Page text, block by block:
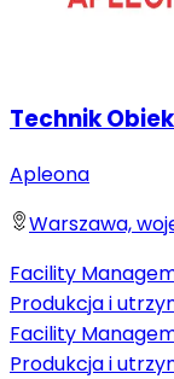
Technik
Apleona
Warszawa,
Facility
Produkcja i
Facility
Produkcja i